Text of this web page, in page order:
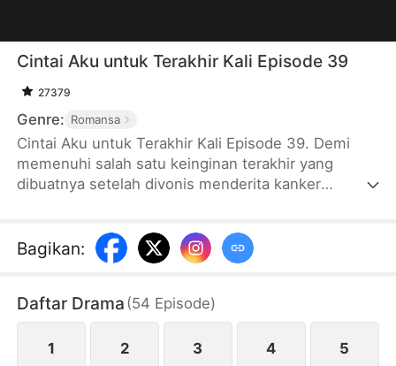
Cintai Aku untuk Terakhir Kali Episode 39
27379
Genre: Romansa
Cintai Aku untuk Terakhir Kali Episode 39. Demi
memenuhi salah satu keinginan terakhir yang
dibuatnya setelah divonis menderita kanker
yang kabur dari kejaran sekelompok orang,
bersedia menikahi Jo. Arthur yang melihat daftar
menikahinya dengan mewujudkan semua keinginan
Jo tanpa mengetahui bahwa itu adalah daftar
keinginan terakhir Jo sebelum dia meninggalkan
Bagikan:
Daftar Drama (54 Episode)
1 2 3 4 5